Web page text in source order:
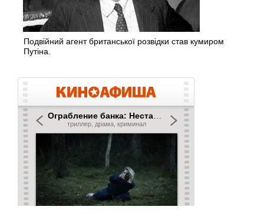
Подвійний агент британської розвідки став кумиром
Путіна.